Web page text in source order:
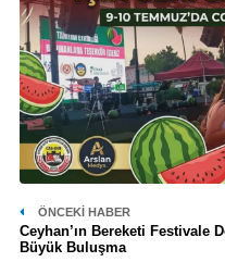
ÖNCEKI HABER
Ceyhan’ın Bereketi Festivale
Büyük Buluşma